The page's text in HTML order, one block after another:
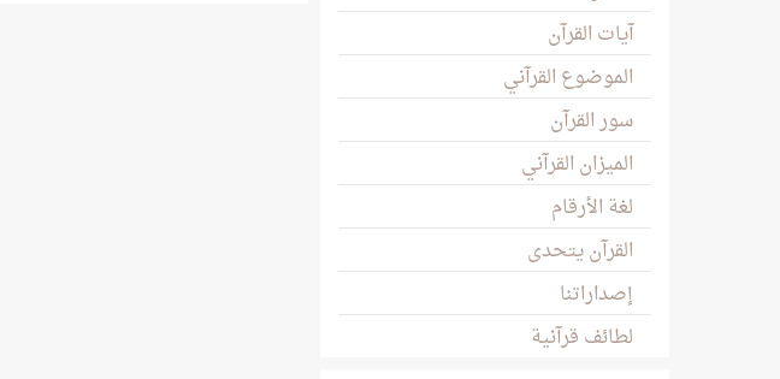
آيات القرآن
الموضوع القرآني
سور القرآن
الميزان القرآني
لغة الأرقام
القرآن يتحدى
إصداراتنا
لطائف قرآنية